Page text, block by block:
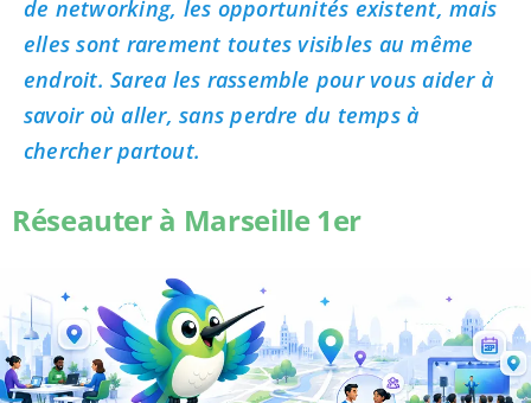
de networking, les opportunités existent, mais
elles sont rarement toutes visibles au même
endroit. Sarea les rassemble pour vous aider à
savoir où aller, sans perdre du temps à
chercher partout.
Réseauter à Marseille 1er